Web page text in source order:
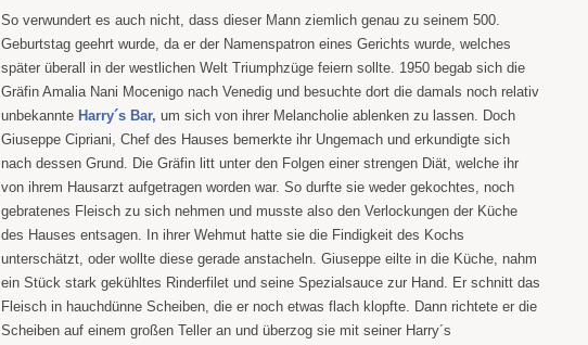
So verwundert es auch nicht, dass dieser Mann ziemlich genau zu seinem 500.
Geburtstag geehrt wurde, da er der Namenspatron eines Gerichts wurde, welches
später überall in der westlichen Welt Triumphzüge feiern sollte. 1950 begab sich die
Gräfin Amalia Nani Mocenigo nach Venedig und besuchte dort die damals noch relativ
unbekannte Harry´s Bar, um sich von ihrer Melancholie ablenken zu lassen. Doch
Giuseppe Cipriani, Chef des Hauses bemerkte ihr Ungemach und erkundigte sich
nach dessen Grund. Die Gräfin litt unter den Folgen einer strengen Diät, welche ihr
von ihrem Hausarzt aufgetragen worden war. So durfte sie weder gekochtes, noch
gebratenes Fleisch zu sich nehmen und musste also den Verlockungen der Küche
des Hauses entsagen. In ihrer Wehmut hatte sie die Findigkeit des Kochs
unterschätzt, oder wollte diese gerade anstacheln. Giuseppe eilte in die Küche, nahm
ein Stück stark gekühltes Rinderfilet und seine Spezialsauce zur Hand. Er schnitt das
Fleisch in hauchdünne Scheiben, die er noch etwas flach klopfte. Dann richtete er die
Scheiben auf einem großen Teller an und überzog sie mit seiner Harry´s